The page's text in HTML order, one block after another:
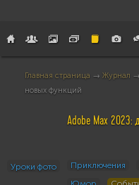
Главная страница → Журнал →
новых функций
Adobe Max 2023:
Уроки фото Приключения